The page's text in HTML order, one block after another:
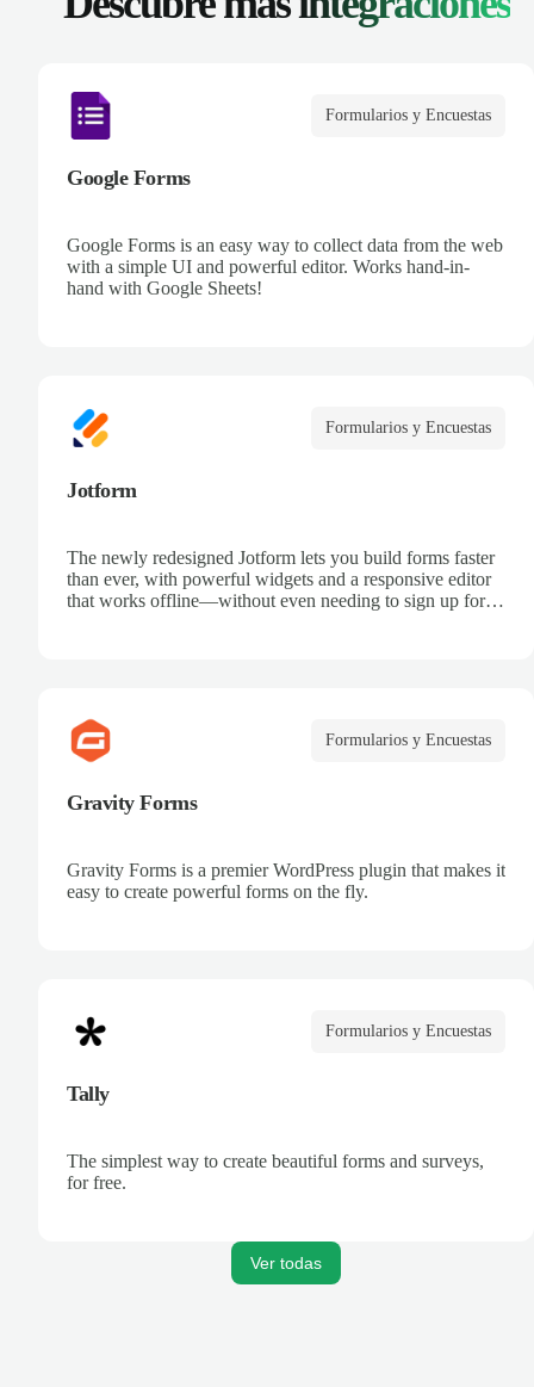
Formularios y Encuestas
Google Forms
Google Forms is an easy way to collect data from the web
with a simple UI and powerful editor. Works hand-in-
hand with Google Sheets!
Formularios y Encuestas
Jotform
The newly redesigned Jotform lets you build forms faster
than ever, with powerful widgets and a responsive editor
that works offline—without even needing to sign up for
Formularios y Encuestas
Gravity Forms
Gravity Forms is a premier WordPress plugin that makes it
easy to create powerful forms on the fly.
Formularios y Encuestas
Tally
The simplest way to create beautiful forms and surveys,
for free.
Ver todas